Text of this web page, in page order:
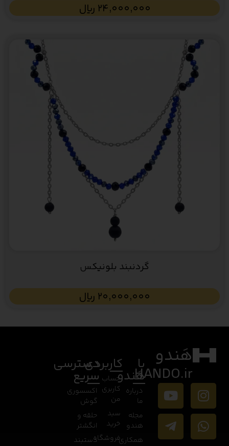
24,000,000 ﷼
گردنبند بلونیکس
20,000,000 ﷼
هَندو
HANDO.ir
با
هَندو
درباره
ما
مجله
هندو
همکاری
کاربردی
حساب
کاربری
من
سبد
خرید
فروشگاه
دسترسی
سریع
اکسسوری
گوش
حلقه و
انگشتر
دستبند